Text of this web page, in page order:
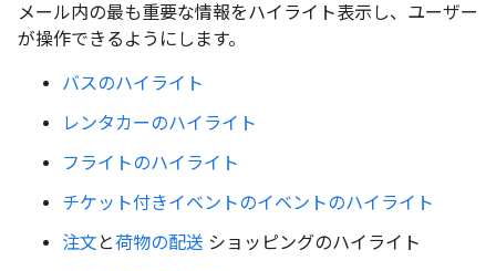
メール内の最も重要な情報をハイライト表示し、ユーザー
が操作できるようにします。
バスのハイライト
レンタカーのハイライト
フライトのハイライト
チケット付きイベントのイベントのハイライト
注文 と荷物の配送 ショッピングのハイライト